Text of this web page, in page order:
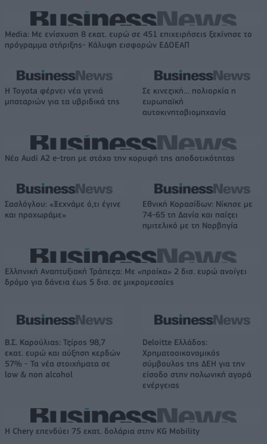
Media: Με ενίσχυση 8 εκατ. ευρώ σε 451 επιχειρήσεις ξεκίνησε το
πρόγραμμα στήριξης- Κάλυψη εισφορών ΕΔΟΕΑΠ
Η Toyota φέρνει νέα γενιά
μπαταριών για τα υβριδικά της
Σε κινεζική… πολιορκία η
ευρωπαϊκή
αυτοκινητοβιομηχανία
Νέο Audi A2 e-tron με στόχο την κορυφή της αποδοτικότητας
Σασλόγλου: «Ξεχνάμε ό,τι έγινε
και προχωράμε»
Εθνική Κορασίδων: Νίκησε με
74-65 τη Δανία και παίζει
ημιτελικό με τη Νορβηγία
Ελληνική Αναπτυξιακή Τράπεζα: Με «προίκα» 2 δισ. ευρώ ανοίγει
δρόμο για δάνεια έως 5 δισ. σε μικρομεσαίες
Β.Σ. Καρούλιας: Τζίρος 98,7
εκατ. ευρώ και αύξηση κερδών
57% - Τα νέα στοιχήματα σε
low & non alcohol
Deloitte Ελλάδος:
Χρηματοοικονομικός
σύμβουλος της ΔΕΗ για την
είσοδο στην πολωνική αγορά
ενέργειας
Η Chery επενδύει 75 εκατ. δολάρια στην KG Mobility